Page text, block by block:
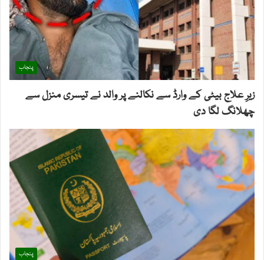
پنجاب
زیرِ علاج بیٹی کے وارڈ سے نکالنے پر والد نے تیسری منزل سے
چھلانگ لگا دی
پنجاب